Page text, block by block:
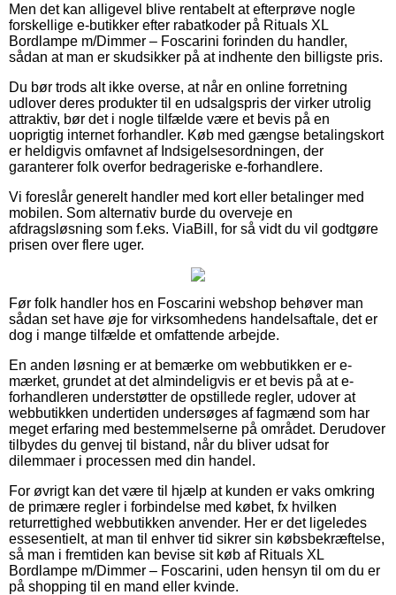
Men det kan alligevel blive rentabelt at efterprøve nogle
forskellige e-butikker efter rabatkoder på Rituals XL
Bordlampe m/Dimmer – Foscarini forinden du handler,
sådan at man er skudsikker på at indhente den billigste pris.
Du bør trods alt ikke overse, at når en online forretning
udlover deres produkter til en udsalgspris der virker utrolig
attraktiv, bør det i nogle tilfælde være et bevis på en
uoprigtig internet forhandler. Køb med gængse betalingskort
er heldigvis omfavnet af Indsigelsesordningen, der
garanterer folk overfor bedrageriske e-forhandlere.
Vi foreslår generelt handler med kort eller betalinger med
mobilen. Som alternativ burde du overveje en
afdragsløsning som f.eks. ViaBill, for så vidt du vil godtgøre
prisen over flere uger.
Før folk handler hos en Foscarini webshop behøver man
sådan set have øje for virksomhedens handelsaftale, det er
dog i mange tilfælde et omfattende arbejde.
En anden løsning er at bemærke om webbutikken er e-
mærket, grundet at det almindeligvis er et bevis på at e-
forhandleren understøtter de opstillede regler, udover at
webbutikken undertiden undersøges af fagmænd som har
meget erfaring med bestemmelserne på området. Derudover
tilbydes du genvej til bistand, når du bliver udsat for
dilemmaer i processen med din handel.
For øvrigt kan det være til hjælp at kunden er vaks omkring
de primære regler i forbindelse med købet, fx hvilken
returrettighed webbutikken anvender. Her er det ligeledes
essesentielt, at man til enhver tid sikrer sin købsbekræftelse,
så man i fremtiden kan bevise sit køb af Rituals XL
Bordlampe m/Dimmer – Foscarini, uden hensyn til om du er
på shopping til en mand eller kvinde.